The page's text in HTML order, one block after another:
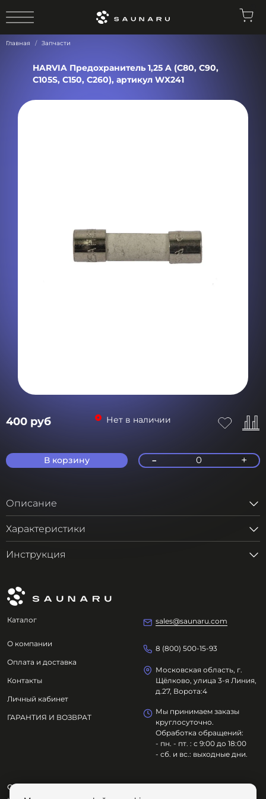
Главная Запчасти
HARVIA Предохранитель 1,25 A (C80, C90,
C105S, C150, C260), артикул WX241
400 руб Нет в наличии
В корзину - 0 +
Описание
Характеристики
Инструкция
Каталог
О компании
Оплата и доставка
Контакты
Личный кабинет
ГАРАНТИЯ И ВОЗВРАТ
sales@saunaru.com
8 (800) 500-15-93
Московская область, г.
Щёлково, улица 3-я Линия,
д.27, Ворота:4
Мы принимаем заказы
круглосуточно.
Обработка обращений:
- пн. - пт. : с 9:00 до 18:00
- сб. и вс.: выходные дни.
ООО "ОЗДОРОВИТЕЛЬНЫЕ ТЕХНОЛОГИИ"